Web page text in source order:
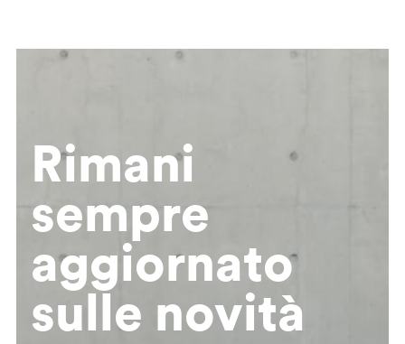
Rimani
sempre
aggiornato
sulle novità